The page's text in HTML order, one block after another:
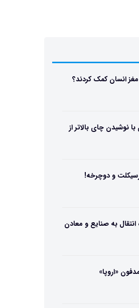
انسان کمک کردند؟
نوشیدن چای بالاتر از
و دوچرخه!
انتقال به صنایع و معادن
«اروپا»